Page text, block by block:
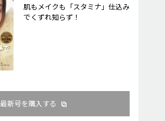
肌もメイクも「スタミナ」仕込み
でくずれ知らず！
最新号を購入する